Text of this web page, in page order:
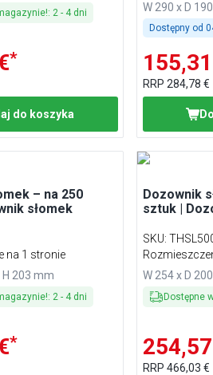
: 2 - 4 dni
*
do koszyka
W 290 x D
Dostępny od
RRP 284,78 €
– na 250
słomek
na 1 stronie
H 203 mm
: 2 - 4 dni
*
Dozownik
sztuk |
SKU:
W 254 x D
Dostępne
RRP 466,03 €